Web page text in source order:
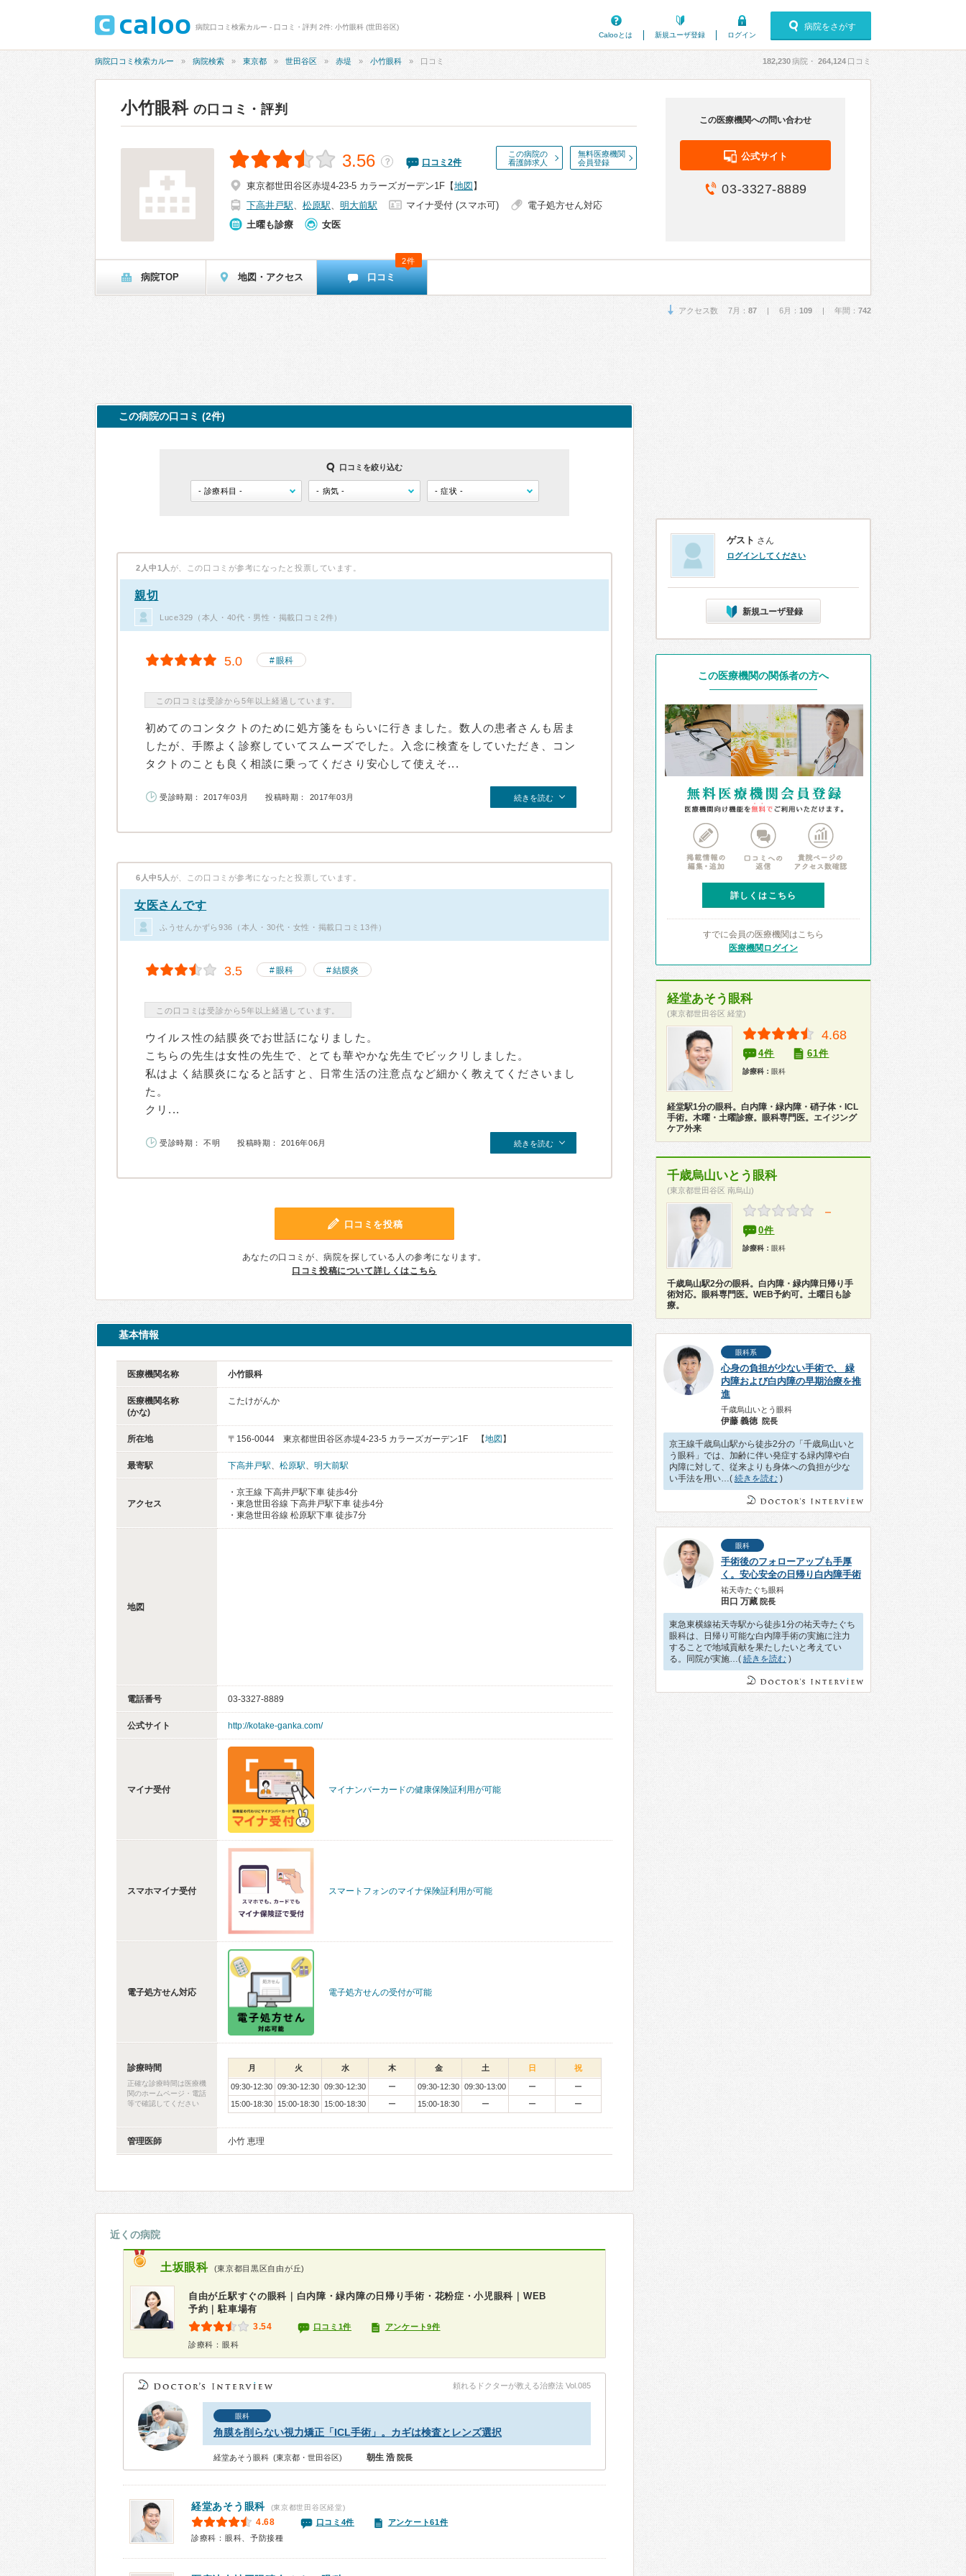
病院口コミ検索カルー - 口コミ・評判 2件: 小竹眼科 (世田谷区)
Calooとは
新規ユーザ登録 ログイン
病院をさがす
病院口コミ検索カルー 病院検索 東京都 世田谷区 赤堤 小竹眼科 口コミ 182,230病院・ 264,124 口コミ
小竹眼科 の口コミ・評判
この病院の
看護師求人
無料医療機関
会員登録
3.56 ？ 口コミ 2件
東京都世田谷区赤堤4-23-5 カラーズガーデン1F 【地図 】
下高井戸駅、 松原駅、 明大前駅 マイナ受付 (スマホ可)
電子処方せん対応
土曜も診療
女医
この医療機関への問い合わせ
公式サイト
03-3327-8889
病院TOP 地図・アクセス 口コミ
2件
アクセス数 7月： 87 | 6月： 109 | 年間： 742
この病院の口コミ (2件)
口コミを絞り込む
2人中1人 が、この口コミが参考になったと投票しています。
親切
Luce329（本人・40代・男性・掲載口コミ2件）
5.0 眼科
この口コミは受診から5年以上経過しています。
初めてのコンタクトのために処方箋をもらいに行きました。数人の患者さんも居ま
したが、手際よく診察していてスムーズでした。入念に検査をしていただき、コン
タクトのことも良く相談に乗ってくださり安心して使えそ...
受診時期： 2017年03月 投稿時期： 2017年03月 続きを読む
6人中5人 が、この口コミが参考になったと投票しています。
女医さんです
ふうせんかずら936（本人・30代・女性・掲載口コミ13件）
3.5 眼科 結膜炎
この口コミは受診から5年以上経過しています。
ウイルス性の結膜炎でお世話になりました。
こちらの先生は女性の先生で、とても華やかな先生でビックリしました。
私はよく結膜炎になると話すと、日常生活の注意点など細かく教えてくださいまし
た。
クリ...
受診時期： 不明 投稿時期： 2016年06月 続きを読む
口コミを投稿
あなたの口コミが、病院を探している人の参考になります。
口コミ投稿について詳しくはこちら
基本情報
医療機関名称 小竹眼科
医療機関名称
(かな)
こたけがんか
所在地 〒156-0044 東京都世田谷区赤堤4-23-5 カラーズガーデン1F 【地図 】
最寄駅 下高井戸駅、 松原駅、 明大前駅
アクセス
・京王線 下高井戸駅下車 徒歩4分
・東急世田谷線 下高井戸駅下車 徒歩4分
・東急世田谷線 松原駅下車 徒歩7分
地図
電話番号 03-3327-8889
公式サイト http://kotake-ganka.com/
マイナ受付 マイナンバーカードの健康保険証利用が可能
スマホマイナ受付 スマートフォンのマイナ保険証利用が可能
電子処方せん対応 電子処方せんの受付が可能
診療時間
正確な診療時間は医療機
関のホームページ・電話
等で確認してください
月 火 水 木 金 土 日 祝
09:30-12:30 09:30-12:30 09:30-12:30 ー 09:30-12:30 09:30-13:00 ー
ー
15:00-18:30
15:00-18:30 15:00-18:30 ー 15:00-18:30 ー ー ー
管理医師 小竹 恵理
近くの病院
土坂眼科 (東京都目黒区自由が丘)
自由が丘駅すぐの眼科｜白内障・緑内障の日帰り手術・花粉症・小児眼科｜WEB
予約｜駐車場有
3.54 口コミ1件 アンケート9件
診療科：眼科
頼れるドクターが教える治療法 Vol.085
眼科
角膜を削らない視力矯正「ICL手術」。カギは検査とレンズ選択
経堂あそう眼科 (東京都・世田谷区) 朝生 浩 院長
経堂あそう眼科 (東京都世田谷区経堂)
4.68 口コミ4件
アンケート61件
診療科：眼科、予防接種
ゲスト さん
ログインしてください
新規ユーザ登録
この医療機関の関係者の方へ
詳しくはこちら
すでに会員の医療機関はこちら
医療機関ログイン
経堂あそう眼科
(東京都世田谷区 経堂)
4.68
4件 61件
診療科： 眼科
経堂駅1分の眼科。白内障・緑内障・硝子体・ICL
手術。木曜・土曜診療。眼科専門医。エイジング
ケア外来
千歳烏山いとう眼科
(東京都世田谷区 南烏山)
－
0件
診療科： 眼科
千歳烏山駅2分の眼科。白内障・緑内障日帰り手
術対応。眼科専門医。WEB予約可。土曜日も診
療。
眼科系
心身の負担が少ない手術で、 緑
内障および白内障の早期治療を推
進
千歳烏山いとう眼科
伊藤 義徳 院長
京王線千歳烏山駅から徒歩2分の「千歳烏山いと
う眼科」では、加齢に伴い発症する緑内障や白
内障に対して、従来よりも身体への負担が少な
い手法を用い…( 続きを読む )
眼科
手術後のフォローアップも手厚
く。安心安全の日帰り白内障手術
祐天寺たぐち眼科
田口 万藏 院長
東急東横線祐天寺駅から徒歩1分の祐天寺たぐち
眼科は、日帰り可能な白内障手術の実施に注力
することで地域貢献を果たしたいと考えてい
る。同院が実施…( 続きを読む )